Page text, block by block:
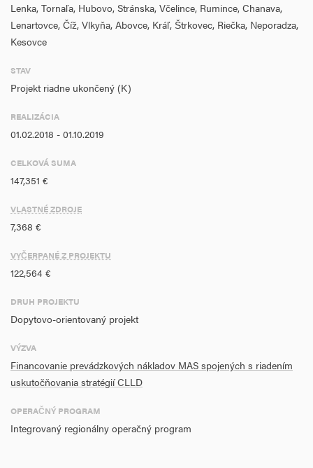
prevádzky kancelárie MAS. Cieľom projektu je taktiež aktívne
pôsobiť v území MAS a úspešne implementovať nástroj CLLD
privyužití skúseností a vedomostí z realizácie viacerých rozvojových
prebiehajúceho obdobia 2014 - 2020.
Lenka, Tornaľa, Hubovo, Stránska, Včelince, Rumince, Chanava,
Lenartovce, Číž, Vlkyňa, Abovce, Kráľ, Štrkovec, Riečka, Neporadza,
Kesovce
STAV
Projekt riadne ukončený (K)
REALIZÁCIA
01.02.2018 - 01.10.2019
CELKOVÁ SUMA
147,351 €
VLASTNÉ ZDROJE
7,368 €
VYČERPANÉ Z PROJEKTU
122,564 €
DRUH PROJEKTU
Dopytovo-orientovaný projekt
VÝZVA
Financovanie prevádzkových nákladov MAS spojených s riadením
uskutočňovania stratégií CLLD
OPERAČNÝ PROGRAM
Integrovaný regionálny operačný program